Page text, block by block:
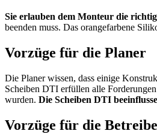
Sie erlauben dem Monteur die
beenden muss. Das orangefarbene
Vorzüge für die Planer
Die Planer wissen, dass einige
Scheiben DTI erfüllen alle
wurden. Die Scheiben DTI
Vorzüge für die